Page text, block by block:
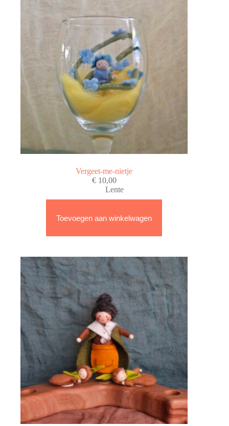
Vergeet-me-nietje
€10,00
Lente
Toevoegen aan winkelwagen